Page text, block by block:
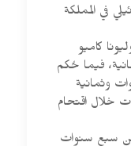
في المملكة
كاميو
فيما حُكم
وثمانية
خلال اقتحام
سبع سنوات